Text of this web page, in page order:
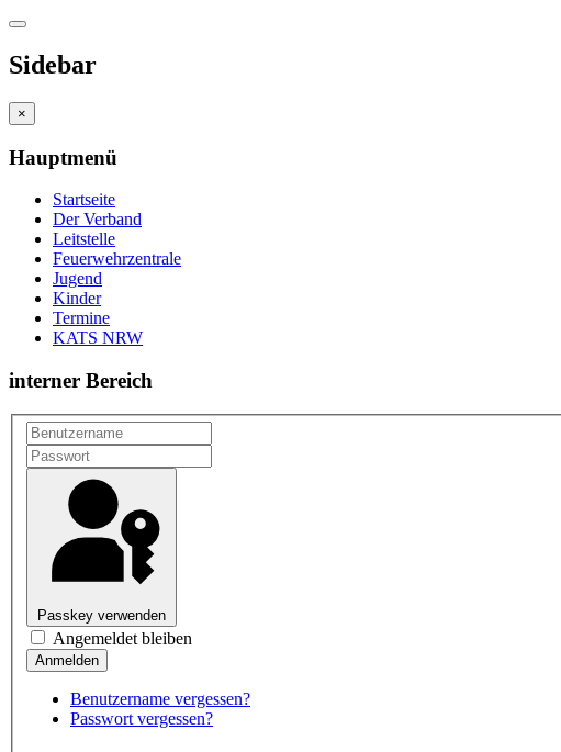
Sidebar
×
Hauptmenü
Startseite
Der Verband
Leitstelle
Feuerwehrzentrale
Jugend
Kinder
Termine
KATS NRW
interner Bereich
Passkey verwenden
Angemeldet bleiben
Benutzername vergessen?
Passwort vergessen?